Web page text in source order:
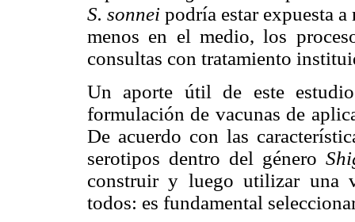
S. sonnei podría estar expuesta
menos en el medio, los
consultas con tratamiento
Un aporte útil de este
formulación de vacunas de
De acuerdo con las
serotipos dentro del género
construir y luego utilizar una
todos: es fundamental